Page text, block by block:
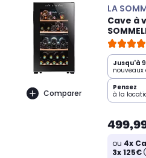
Comparer
LA
Cave à
Jusqu'à
nouveaux
Pensez
à la
ou 4x
3x 125€